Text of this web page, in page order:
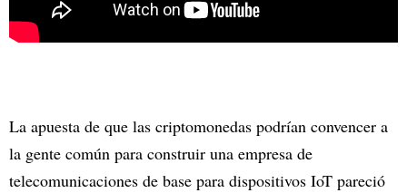
La apuesta de que las criptomonedas podrían convencer a
la gente común para construir una empresa de
telecomunicaciones de base para dispositivos IoT pareció